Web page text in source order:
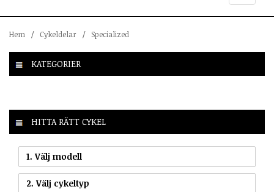
navigation
Hem / Cykeldelar / Specialized
KATEGORIER
HITTA RÄTT CYKEL
1. Välj modell
2. Välj cykeltyp